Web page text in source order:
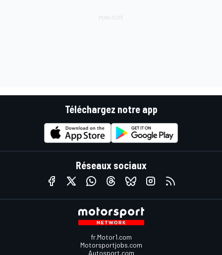
Téléchargez notre app
Réseaux sociaux
fr.Motor1.com
Motorsportjobs.com
Autosport.com